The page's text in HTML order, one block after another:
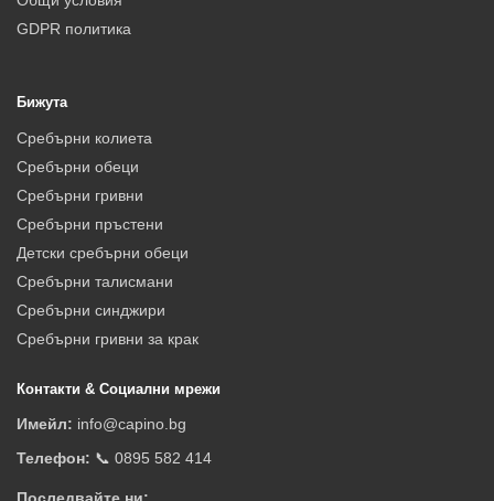
GDPR политика
Бижута
Сребърни колиета
Сребърни обеци
Сребърни гривни
Сребърни пръстени
Детски сребърни обеци
Сребърни талисмани
Сребърни синджири
Сребърни гривни за крак
Контакти & Социални мрежи
Имейл: info@capino.bg
Телефон: 📞 0895 582 414